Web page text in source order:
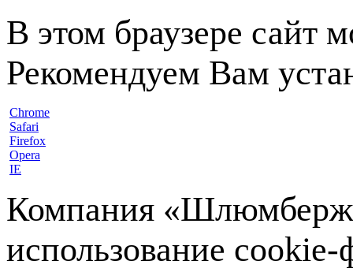
В этом браузере сайт
Рекомендуем Вам
Chrome
Safari
Firefox
Opera
IE
Компания
использование